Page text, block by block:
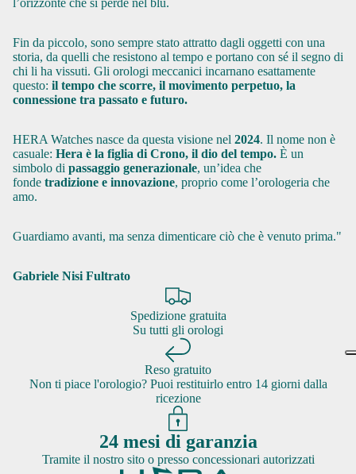
l’orizzonte che si perde nel blu.
Fin da piccolo, sono sempre stato attratto dagli oggetti con una
storia, da quelli che resistono al tempo e portano con sé il segno di
chi li ha vissuti. Gli orologi meccanici incarnano esattamente
questo: il tempo che scorre, il movimento perpetuo, la
connessione tra passato e futuro.
HERA Watches nasce da questa visione nel 2024. Il nome non è
casuale: Hera è la figlia di Crono, il dio del tempo. È un
simbolo di passaggio generazionale, un’idea che
fonde tradizione e innovazione, proprio come l’orologeria che
amo.
Guardiamo avanti, ma senza dimenticare ciò che è venuto prima."
Gabriele Nisi Fultrato
Spedizione gratuita
Su tutti gli orologi
Reso gratuito
Non ti piace l'orologio? Puoi restituirlo entro 14 giorni dalla
ricezione
24 mesi di garanzia
Tramite il nostro sito o presso concessionari autorizzati